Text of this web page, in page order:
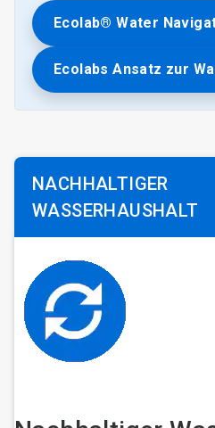
Ecolab® Water
Ecolabs Ansatz zur
NACHHALTIGER
WASSERHAUSHALT